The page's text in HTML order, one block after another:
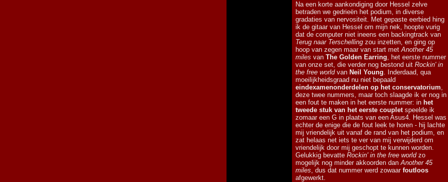
Na een korte aankondiging door Hessel zelve
betraden we gedrieën het podium, in diverse
gradaties van nervositeit. Met gepaste eerbied hing
ik de gitaar van Hessel om mijn nek, hoopte vurig
dat de computer niet ineens een backingtrack van
Terug naar Terschelling zou inzetten, en ging op
hoop van zegen maar van start metAnother 45
miles van The Golden Earring, het eerste nummer
van onze set, die verder nog bestond uit Rockin' in
the free worldvan Neil Young. Inderdaad, qua
moeilijkheidsgraad nu niet bepaald
eindexamenonderdelen op het conservatorium,
deze twee nummers, maar toch slaagde ik er nog in
een fout te maken in het eerste nummer: in het
tweede stuk van het eerste coupletspeelde ik
zomaar een G in plaats van een Asus4. Hessel was
echter de enige die de fout leek te horen - hij lachte
mij vriendelijk uit vanaf de rand van het podium, en
zat helaas net iets te ver van mij verwijderd om
vriendelijk door mij geschopt te kunnen worden.
Gelukkig bevatte Rockin' in the free worldzo
mogelijk nog minder akkoorden danAnother 45
miles, dus dat nummer werd zowaar foutloos
afgewerkt.